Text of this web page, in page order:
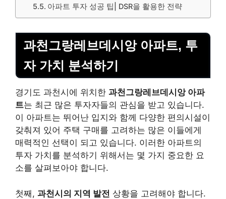
아파트 투자 성공 팁| DSR을 활용한 전략
과천그랑레브데시앙 아파트, 투
자 가치 분석하기
경기도 과천시에 위치한 과천그랑레브데시앙 아파
트는 최근 많은 투자자들의 관심을 받고 있습니다.
이 아파트는 뛰어난 입지와 함께 다양한 편의시설이
갖춰져 있어 주택 구매를 고려하는 많은 이들에게
매력적인 선택이 되고 있습니다. 이러한 아파트의
투자 가치를 분석하기 위해서는 몇 가지 중요한 요
소를 살펴보아야 합니다.
첫째, 과천시의 지역 발전 상황을 고려해야 합니다.